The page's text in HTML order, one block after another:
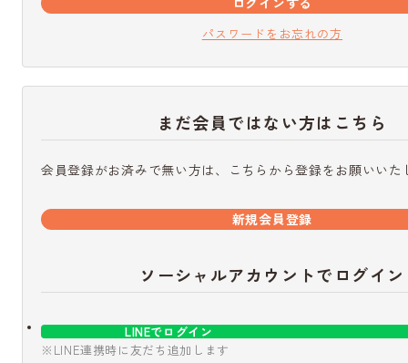
パスワードをお忘れの方
まだ会員ではない方はこちら
会員登録がお済みで無い方は、こちらから登録をお願いいた
新規会員登録
ソーシャルアカウントでログイン
LINEでログイン
※LINE連携時に友だち追加します